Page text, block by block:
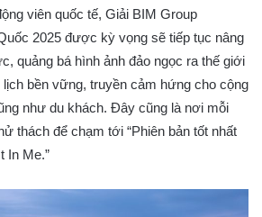
viên quốc tế, Giải BIM Group
2025 được kỳ vọng sẽ tiếp tục nâng
quảng bá hình ảnh đảo ngọc ra thế giới
lịch bền vững, truyền cảm hứng cho cộng
như du khách. Đây cũng là nơi mỗi
thách để chạm tới “Phiên bản tốt nhất
In Me.”